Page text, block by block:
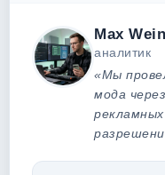
Max
аналитик
«Мы
мода